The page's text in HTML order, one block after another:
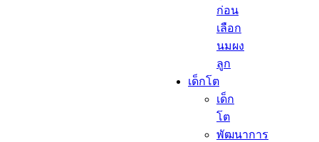
ก่อน
เลือก
นมผง
ลูก​
เด็กโต​
เด็ก
โต​
พัฒนาการ